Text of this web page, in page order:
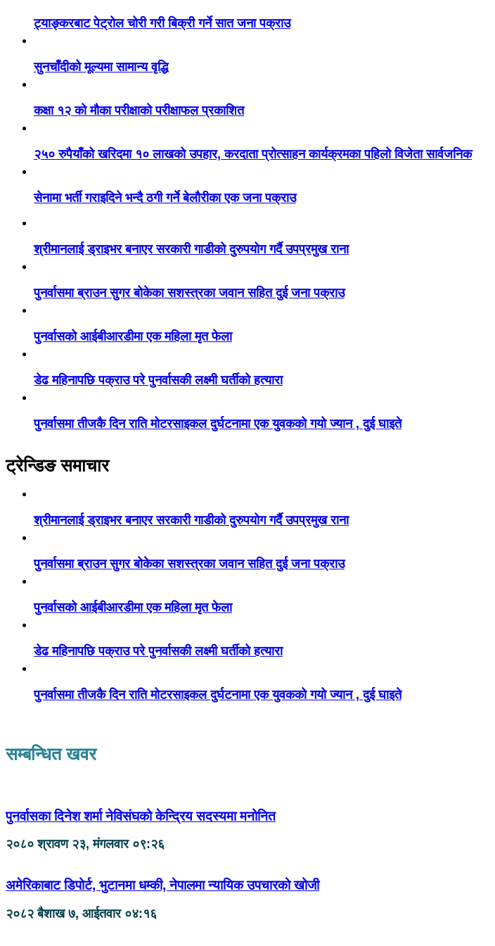
ट्याङ्करबाट पेट्रोल चोरी गरी बिक्री गर्ने सात जना पक्राउ
सुनचाँदीको मूल्यमा सामान्य वृद्धि
कक्षा १२ को मौका परीक्षाको परीक्षाफल प्रकाशित
२५० रुपैयाँको खरिदमा १० लाखको उपहार, करदाता प्रोत्साहन कार्यक्रमका पहिलो विजेता सार्वजनिक
सेनामा भर्ती गराइदिने भन्दै ठगी गर्ने बेलौरीका एक जना पक्राउ
श्रीमानलाई ड्राइभर बनाएर सरकारी गाडीको दुरुपयोग गर्दै उपप्रमुख राना
पुनर्वासमा ब्राउन सुगर बोकेका सशस्त्रका जवान सहित दुई जना पक्राउ
पुनर्वासको आईबीआरडीमा एक महिला मृत फेला
डेढ महिनापछि पक्राउ परे पुनर्वासकी लक्ष्मी घर्तीको हत्यारा
पुनर्वासमा तीजकै दिन राति मोटरसाइकल दुर्घटनामा एक युवकको गयो ज्यान , दुई घाइते
ट्रेन्डिङ समाचार
श्रीमानलाई ड्राइभर बनाएर सरकारी गाडीको दुरुपयोग गर्दै उपप्रमुख राना
पुनर्वासमा ब्राउन सुगर बोकेका सशस्त्रका जवान सहित दुई जना पक्राउ
पुनर्वासको आईबीआरडीमा एक महिला मृत फेला
डेढ महिनापछि पक्राउ परे पुनर्वासकी लक्ष्मी घर्तीको हत्यारा
पुनर्वासमा तीजकै दिन राति मोटरसाइकल दुर्घटनामा एक युवकको गयो ज्यान , दुई घाइते
सम्बन्धित खवर
पुनर्वासका दिनेश शर्मा नेविसंघको केन्द्रिय सदस्यमा मनोनित
२०८० श्रावण २३, मंगलवार ०९:२६
अमेरिकाबाट डिपोर्ट, भुटानमा धम्की, नेपालमा न्यायिक उपचारको खोजी
२०८२ बैशाख ७, आईतवार ०४:१६